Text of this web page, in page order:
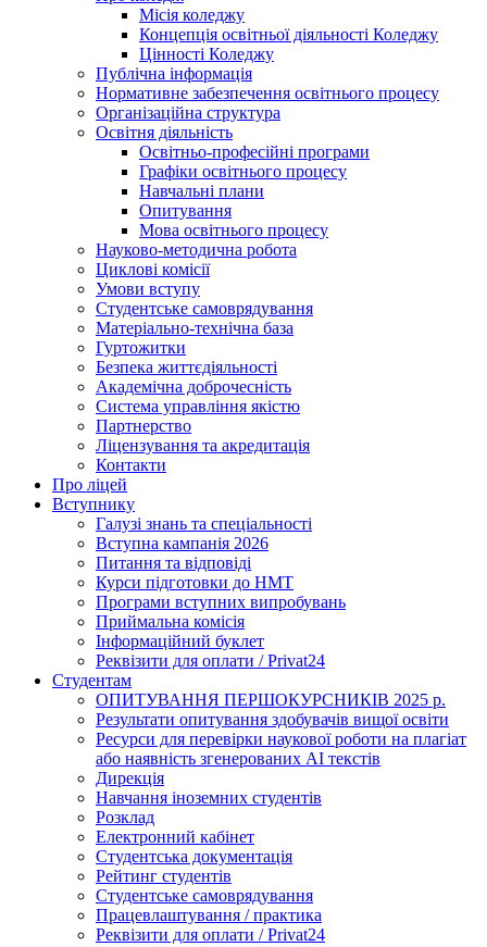
Місія коледжу
Концепція освітньої діяльності Коледжу
Цінності Коледжу
Публічна інформація
Нормативне забезпечення освітнього процесу
Організаційна структура
Освітня діяльність
Освітньо-професійні програми
Графіки освітнього процесу
Навчальні плани
Опитування
Мова освітнього процесу
Науково-методична робота
Циклові комісії
Умови вступу
Студентське самоврядування
Матеріально-технічна база
Гуртожитки
Безпека життєдіяльності
Академічна доброчесність
Система управління якістю
Партнерство
Ліцензування та акредитація
Контакти
Про ліцей
Вступнику
Галузі знань та спеціальності
Вступна кампанія 2026
Питання та відповіді
Курси підготовки до НМТ
Програми вступних випробувань
Приймальна комісія
Інформаційний буклет
Реквізити для оплати / Privat24
Студентам
ОПИТУВАННЯ ПЕРШОКУРСНИКІВ 2025 р.
Результати опитування здобувачів вищої освіти
Ресурси для перевірки наукової роботи на плагіат
або наявність згенерованих АІ текстів
Дирекція
Навчання іноземних студентів
Розклад
Електронний кабінет
Студентська документація
Рейтинг студентів
Студентське самоврядування
Працевлаштування / практика
Реквізити для оплати / Privat24